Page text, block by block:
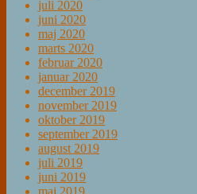
juli 2020
juni 2020
maj 2020
marts 2020
februar 2020
januar 2020
december 2019
november 2019
oktober 2019
september 2019
august 2019
juli 2019
juni 2019
maj 2019